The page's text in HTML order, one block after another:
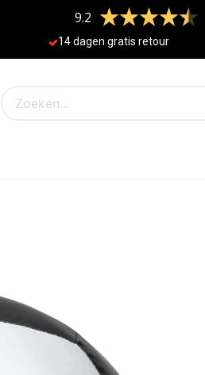
9.2
14 dagen gratis retour